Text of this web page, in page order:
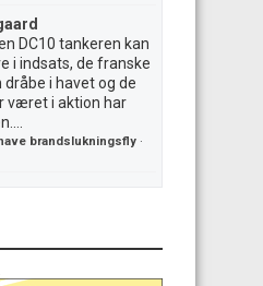
DC10 tankeren kan
i indsats, de franske
dråbe i havet og de
været i aktion har
brandslukningsfly ·